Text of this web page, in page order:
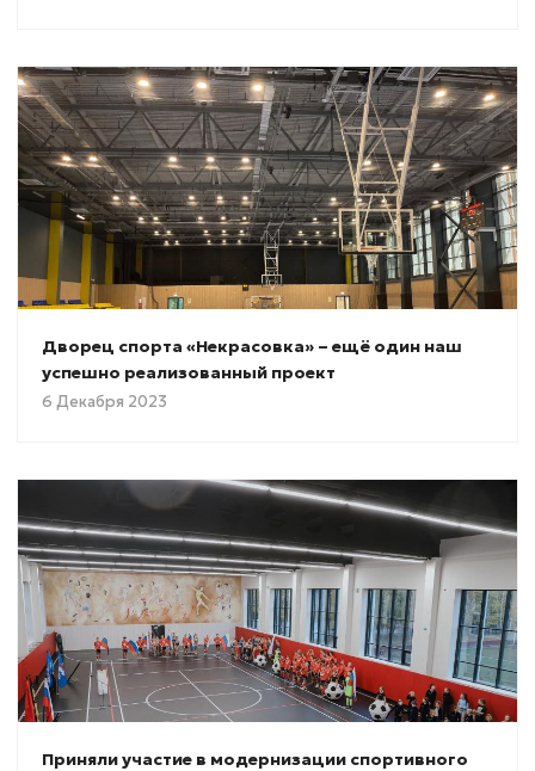
Дворец спорта «Некрасовка» – ещё один наш
успешно реализованный проект
6 Декабря 2023
Приняли участие в модернизации спортивного